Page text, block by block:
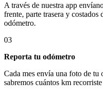
A través de nuestra app
frente, parte trasera y
odómetro.
03
Reporta tu odómetro
Cada mes envía una foto de tu
sabremos cuántos km